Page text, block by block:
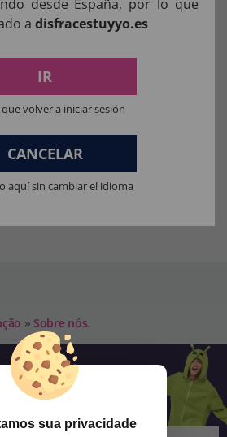
/ 17:00–20:00
qualquer look no Carnaval,
eventos escolares ou
para escolher tamanho, tema ou
» Sobre nós.
NOSSA
de tudo antes de
desde España, por lo que
a disfracestuyyo.es
IR
volver a iniciar sesión
CANCELAR
aquí sin cambiar el idioma
sua privacidade